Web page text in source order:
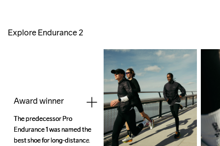
Explore Endurance 2
Award winner
The predecessor Pro
Endurance 1 was named the
best shoe for long-distance
The predecessor Pro
Endurance 1 was named the
best shoe for long-distance